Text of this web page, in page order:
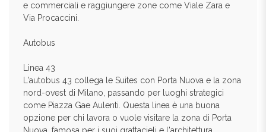
e commerciali e raggiungere zone come Viale Zara e
Via Procaccini.
Autobus
Linea 43
L'autobus 43 collega le Suites con Porta Nuova e la zona
nord-ovest di Milano, passando per luoghi strategici
come Piazza Gae Aulenti. Questa linea è una buona
opzione per chi lavora o vuole visitare la zona di Porta